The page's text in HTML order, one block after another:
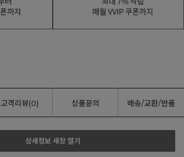
고객리뷰(0) 상품문의 배송/교환/반품
상세정보 새창 열기